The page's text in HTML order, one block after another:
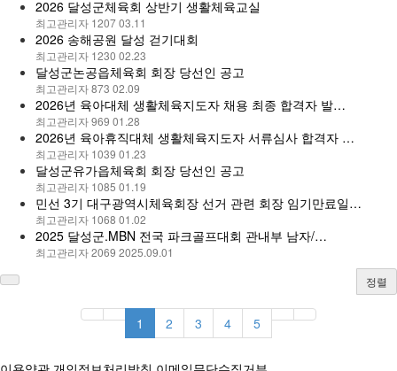
2026 달성군체육회 상반기 생활체육교실
최고관리자 120703.11
2026 송해공원 달성 걷기대회
최고관리자 1230 02.23
달성군논공읍체육회 회장 당선인 공고
최고관리자873 02.09
2026년 육아대체 생활체육지도자 채용 최종 합격자 발…
최고관리자969 01.28
2026년 육아휴직대체 생활체육지도자 서류심사 합격자 …
최고관리자 1039 01.23
달성군유가읍체육회 회장 당선인 공고
최고관리자 1085 01.19
민선 3기 대구광역시체육회장 선거 관련 회장 임기만료일…
최고관리자 1068 01.02
2025 달성군.MBN 전국 파크골프대회 관내부 남자/…
최고관리자2069 2025.09.01
정렬
1 2 3 4 5